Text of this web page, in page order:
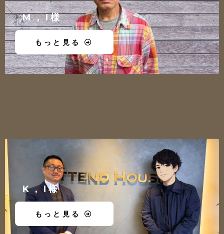
M，I様
もっと見る
K，I様
もっと見る